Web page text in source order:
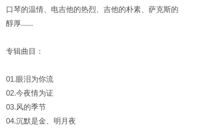
口琴的温情、电吉他的热烈、吉他的朴素、萨克斯的
醇厚......
专辑曲目：
01.眼泪为你流
02.今夜情为证
03.风的季节
04.沉默是金、明月夜